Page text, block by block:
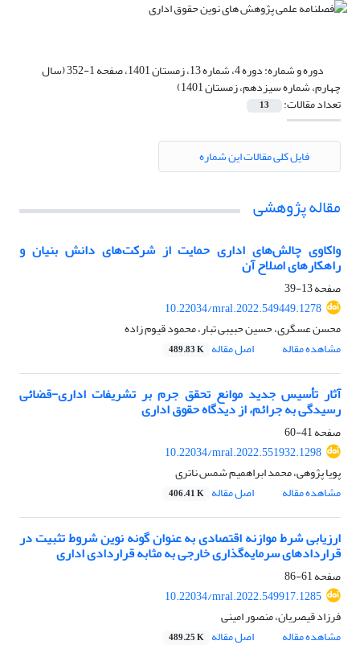
دوره و شماره: دوره 4، شماره 13، زمستان 1401، صفحه 1-352 (سال
چهارم، شماره سیزدهم، زمستان 1401)
تعداد مقالات: 13
فایل کلی مقالات این شماره
مقاله پژوهشی
واکاوی چالش‌های اداری حمایت از شرکت‌های دانش بنیان و
راهکارهای اصلاح آن
صفحه13-39
10.22034/mral.2022.549449.1278
محسن عسگری، حسین حبیبی تبار، محمود قیوم زاده
مشاهده مقاله
اصل مقاله 489.83 K
آثار تأسیس جدید موانع تحقق جرم بر تشریفات اداری-قضائی
رسیدگی به جرائم، از دیدگاه حقوق اداری
صفحه41-60
10.22034/mral.2022.551932.1298
پویا پژوهی، محمد ابراهمیم شمس ناتری
مشاهده مقاله
اصل مقاله 406.41 K
ارزیابی شرط موازنه اقتصادی به عنوان گونه نوین شروط تثبیت در
قراردادهای سرمایه‌گذاری خارجی به مثابه قراردادی اداری
صفحه61-86
10.22034/mral.2022.549917.1285
فرزاد قیصریان، منصور امینی
مشاهده مقاله
اصل مقاله 489.25 K